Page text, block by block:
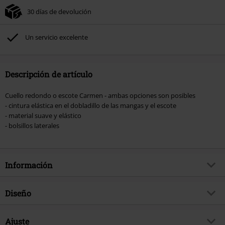
No acumulable con otras promociones Códigos promocionales.. Quedan
Rammstein, (Till) Lindemann, Böhse Onkelz, Broilers, Die Ärzte, Die Toten
Hosen, Metality, Funko Pop!, vales regalo y artículos que incluyan una
30 días de devolución
Un servicio excelente
Descripción de artículo
Cuello redondo o escote Carmen - ambas opciones son posibles
- cintura elástica en el dobladillo de las mangas y el escote
- material suave y elástico
- bolsillos laterales
Información
Artículo no.
Brand
Diseño
Tipo de producto
Ajuste